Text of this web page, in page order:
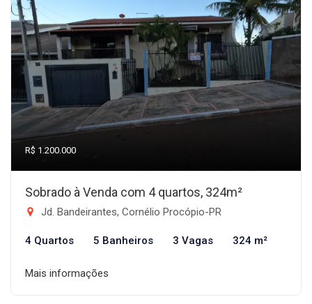
R$ 1.200.000
Sobrado à Venda com 4 quartos, 324m²
Jd. Bandeirantes, Cornélio Procópio-PR
4 Quartos 5 Banheiros 3 Vagas 324 m²
Mais informações